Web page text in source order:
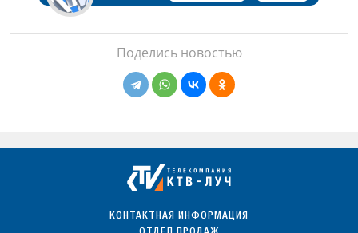
Поделись новостью
КОНТАКТНАЯ ИНФОРМАЦИЯ